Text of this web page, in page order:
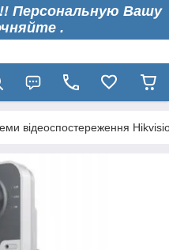
Персональную Вашу
.
відеоспостереження